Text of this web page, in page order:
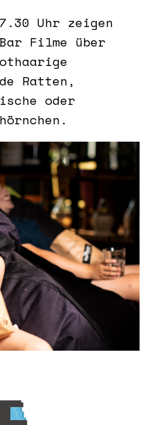
Uhr zeigen
Filme über
Ratten,
oder